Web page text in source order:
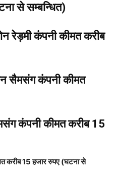
से सम्बन्धित)
रेड़मी कंपनी कीमत करीब
सैमसंग कंपनी कीमत
कंपनी कीमत करीब 15
करीब 15 हजार रुपए (घटना से